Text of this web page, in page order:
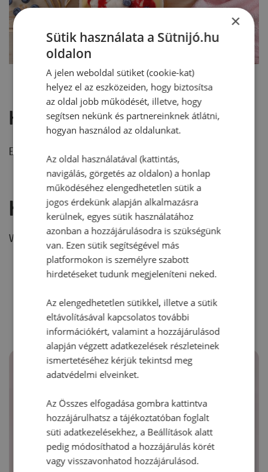
Hozzászólások
Ehhez a recepthez még nem érkezett hozzászólás.
Hozzászólás írása
Vélemény írásához, kérjük,jelentkezz be!
RECEPTAJÁNLÓ
×
Sütik használata a Sütnijó.hu
oldalon
A jelen weboldal sütiket (cookie-kat)
helyez el az eszközeiden, hogy biztosítsa
az oldal jobb működését, illetve, hogy
segítsen nekünk és partnereinknek átlátni,
hogyan használod az oldalunkat.
Az oldal használatával (kattintás,
navigálás, görgetés az oldalon) a honlap
működéséhez elengedhetetlen sütik a
jogos érdekünk alapján alkalmazásra
kerülnek, egyes sütik használatához
azonban a hozzájárulásodra is szükségünk
van. Ezen sütik segítségével más
platformokon is személyre szabott
hirdetéseket tudunk megjeleníteni neked.
Az elengedhetetlen sütikkel, illetve a sütik
eltávolításával kapcsolatos további
információkért, valamint a hozzájárulásod
alapján végzett adatkezelések részleteinek
ismertetéséhez kérjük tekintsd meg
adatvédelmi elveinket.
Az Összes elfogadása gombra kattintva
hozzájárulhatsz a tájékoztatóban foglalt
süti adatkezelésekhez, a Beállítások alatt
pedig módosíthatod a hozzájárulás körét
vagy visszavonhatod hozzájárulásod.